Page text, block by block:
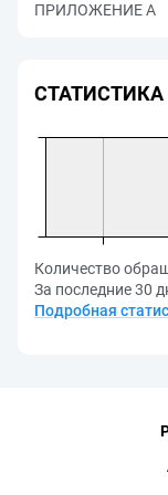
ПРИЛОЖЕНИЕ А
Количество
За последние 30
Подробная